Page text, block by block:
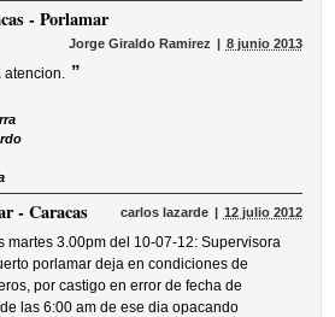
- Porlamar
Jorge Giraldo Ramirez 8 junio 2013
atencion. ”
- Caracas carlos lazarde 12 julio 2012
martes 3.00pm del 10-07-12: Supervisora
porlamar deja en condiciones de
por castigo en error de fecha de
las 6:00 am de ese dia opacando